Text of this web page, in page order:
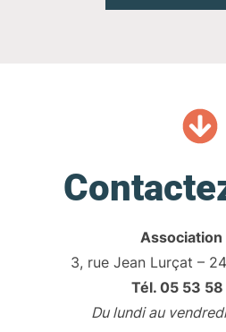
Association
3, rue Jean Lurçat –
Tél. 05 53
Du lundi au